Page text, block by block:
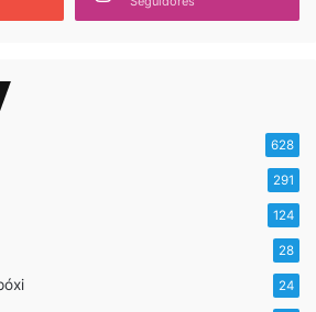
do cimento com primer epóxi
628
291
124
28
24